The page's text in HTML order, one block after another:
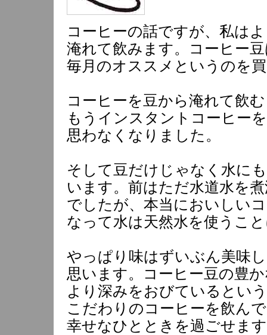
コーヒーの話ですが、私は
淹れて飲みます。コーヒー
毎月のオススメというのを
コーヒーを豆から淹れて飲
もうインスタントコーヒー
思わなくなりました。
そして豆だけじゃなく水に
います。前はただ水道水を
でしたが、本当においしい
なって水は天然水を使うこ
やっぱり味はずいぶん美味
思います。コーヒー豆の豊
より深みをおびているとい
こだわりのコーヒーを飲ん
幸せなひとときを過ごせま